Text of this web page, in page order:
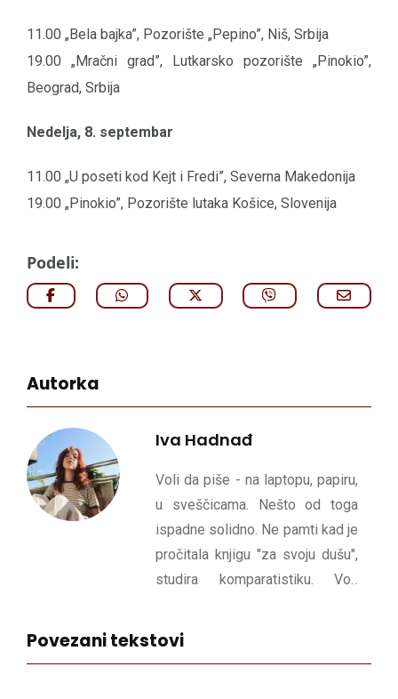
11.00 „Bela bajka”, Pozorište „Pepino”, Niš, Srbija
19.00 „Mračni grad”, Lutkarsko pozorište „Pinokio”,
Beograd, Srbija
Nedelja, 8. septembar
11.00 „U poseti kod Kejt i Fredi”, Severna Makedonija
19.00 „Pinokio”, Pozorište lutaka Košice, Slovenija
Podeli:
Autorka
Iva Hadnađ
Voli da piše - na laptopu, papiru,
u sveščicama. Nešto od toga
ispadne solidno. Ne pamti kad je
pročitala knjigu "za svoju dušu",
studira komparatistiku. Voli
otvorenom.
Povezani tekstovi